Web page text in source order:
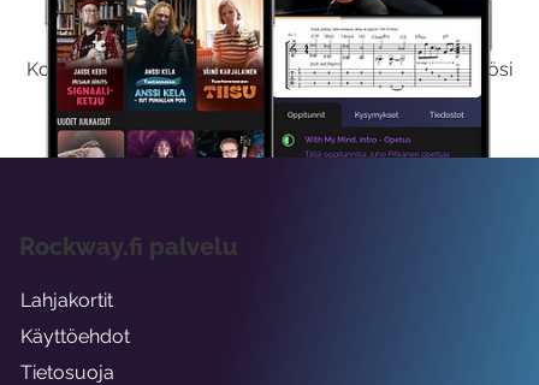
Kokeile Ilmaiseksi
Kokeilemalla ilmaiseksi saat koko sisältömme käyttöösi
viikon ajaksi.
Rockway.fi palvelu
Lahjakortit
Käyttöehdot
Tietosuoja